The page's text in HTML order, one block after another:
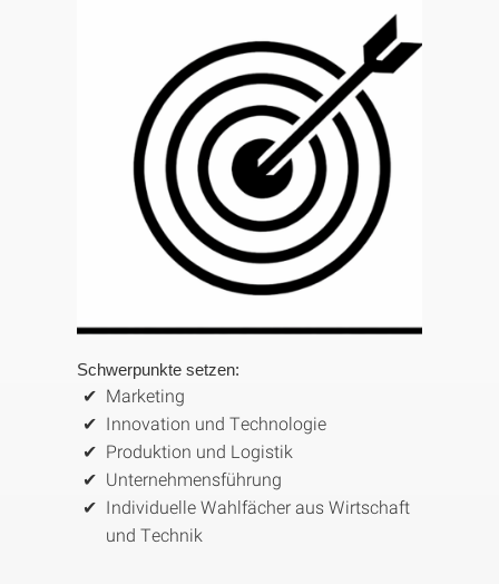
Schwerpunkte setzen:
Marketing
Innovation und Technologie
Produktion und Logistik
Unternehmensführung
Individuelle Wahlfächer aus Wirtschaft
und Technik